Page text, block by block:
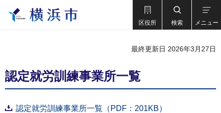
区役所 検索 メニュー
最終更新日 2026年3月27日
認定就労訓練事業所一覧
認定就労訓練事業所一覧（PDF：201KB）